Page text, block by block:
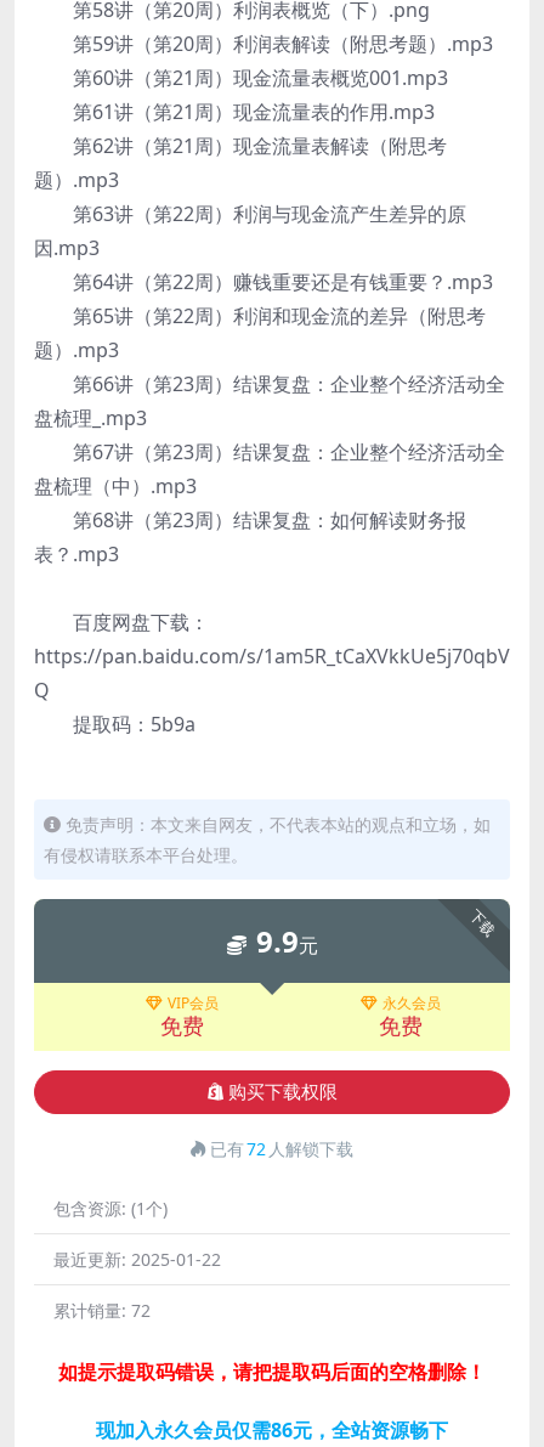
第58讲（第20周）利润表概览（下）.png
第59讲（第20周）利润表解读（附思考题）.mp3
第60讲（第21周）现金流量表概览001.mp3
第61讲（第21周）现金流量表的作用.mp3
第62讲（第21周）现金流量表解读（附思考
题）.mp3
第63讲（第22周）利润与现金流产生差异的原
因.mp3
第64讲（第22周）赚钱重要还是有钱重要？.mp3
第65讲（第22周）利润和现金流的差异（附思考
题）.mp3
第66讲（第23周）结课复盘：企业整个经济活动全
盘梳理_.mp3
第67讲（第23周）结课复盘：企业整个经济活动全
盘梳理（中）.mp3
第68讲（第23周）结课复盘：如何解读财务报
表？.mp3
百度网盘下载：
https://pan.baidu.com/s/1am5R_tCaXVkkUe5j70qbV
Q
提取码：5b9a
免责声明：本文来自网友，不代表本站的观点和立场，如
有侵权请联系本平台处理。
下载
9.9元
VIP会员
免费
永久会员
免费
购买下载权限
已有72 人解锁下载
包含资源: (1个)
最近更新: 2025-01-22
累计销量: 72
如提示提取码错误，请把提取码后面的空格删除！
现加入永久会员仅需86元，全站资源畅下